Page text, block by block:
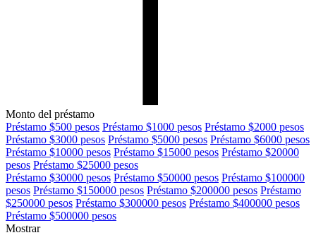
Monto del préstamo
Préstamo $500 pesos Préstamo $1000 pesos Préstamo $2000 pesos
Préstamo $3000 pesos Préstamo $5000 pesos Préstamo $6000 pesos
Préstamo $10000 pesos Préstamo $15000 pesos Préstamo $20000
pesos Préstamo $25000 pesos
Préstamo $30000 pesos Préstamo $50000 pesos Préstamo $100000
pesos Préstamo $150000 pesos Préstamo $200000 pesos Préstamo
$250000 pesos Préstamo $300000 pesos Préstamo $400000 pesos
Préstamo $500000 pesos
Mostrar